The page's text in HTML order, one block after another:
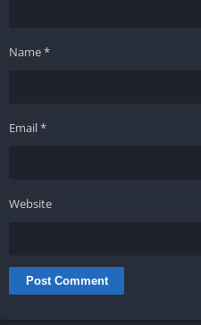
Name*
Email*
Website